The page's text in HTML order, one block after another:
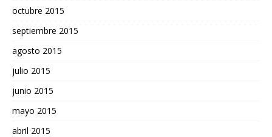
octubre 2015
septiembre 2015
agosto 2015
julio 2015
junio 2015
mayo 2015
abril 2015